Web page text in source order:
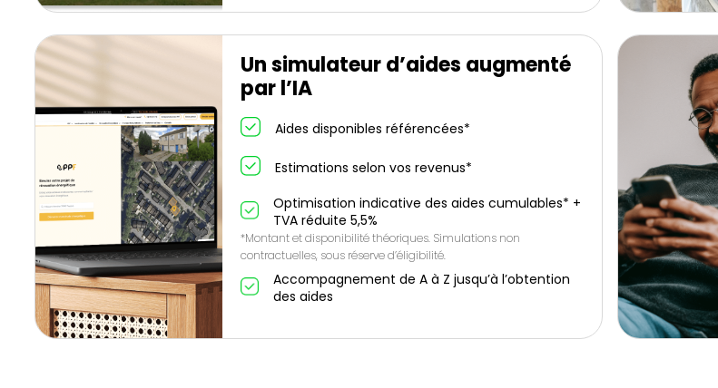
Un simulateur d’aides augmenté
par l’IA
Aides disponibles référencées*
Estimations selon vos revenus*
Optimisation indicative des aides cumulables* +
TVA réduite 5,5%
*Montant et disponibilité théoriques. Simulations non
contractuelles, sous réserve d’éligibilité.
Accompagnement de A à Z jusqu’à l’obtention
des aides